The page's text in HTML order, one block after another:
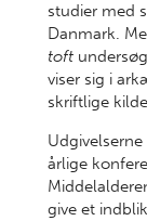
studier med
Danmark.
toft
viser sig i
skriftlige
årlige
give et